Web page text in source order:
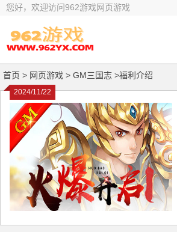
您好，欢迎访问962游戏网页游戏
首页 > 网页游戏 > GM三国志 >福利介绍
2024/11/22